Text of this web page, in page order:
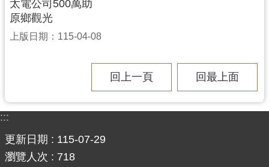
太電公司500萬助
原鄉觀光
上版日期：115-04-08
回上一頁 回最上面
:::
更新日期
115-07-29
瀏覽人次
718